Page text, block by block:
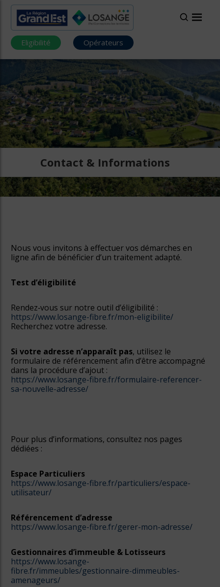
Eligibilité Opérateurs
Contact & Informations
Nous vous invitons à effectuer vos démarches en
ligne afin de bénéficier d’un traitement adapté.
Test d’éligibilité
Rendez‑vous sur notre outil d’éligibilité :
https://www.losange-fibre.fr/mon-eligibilite/
Recherchez votre adresse.
Si votre adresse n’apparaît pas, utilisez le
formulaire de référencement afin d’être accompagné
dans la procédure d’ajout :
https://www.losange-fibre.fr/formulaire-referencer-
sa-nouvelle-adresse/
Pour plus d’informations, consultez nos pages
dédiées :
Espace Particuliers
https://www.losange-fibre.fr/particuliers/espace-
utilisateur/
Référencement d’adresse
https://www.losange-fibre.fr/gerer-mon-adresse/
Gestionnaires d’immeuble & Lotisseurs
https://www.losange-
fibre.fr/immeubles/gestionnaire-dimmeubles-
amenageurs/